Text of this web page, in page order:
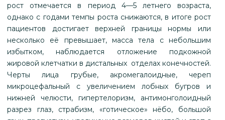
рост отмечается в период 4—5 летнего возраста,
однако с годами темпы роста снижаются, в итоге рост
пациентов достигает верхней границы нормы или
несколько её превышает, масса тела с небольшим
избытком, наблюдается отложение подкожной
жировой клетчатки в дистальных отделах конечностей.
Черты лица грубые, акромегалоидные, череп
микроцефальный с увеличением лобных бугров и
нижней челюсти, гипертелоризм, антимонголоидный
разрез глаз, страбизм, «готическое» нёбо, большой